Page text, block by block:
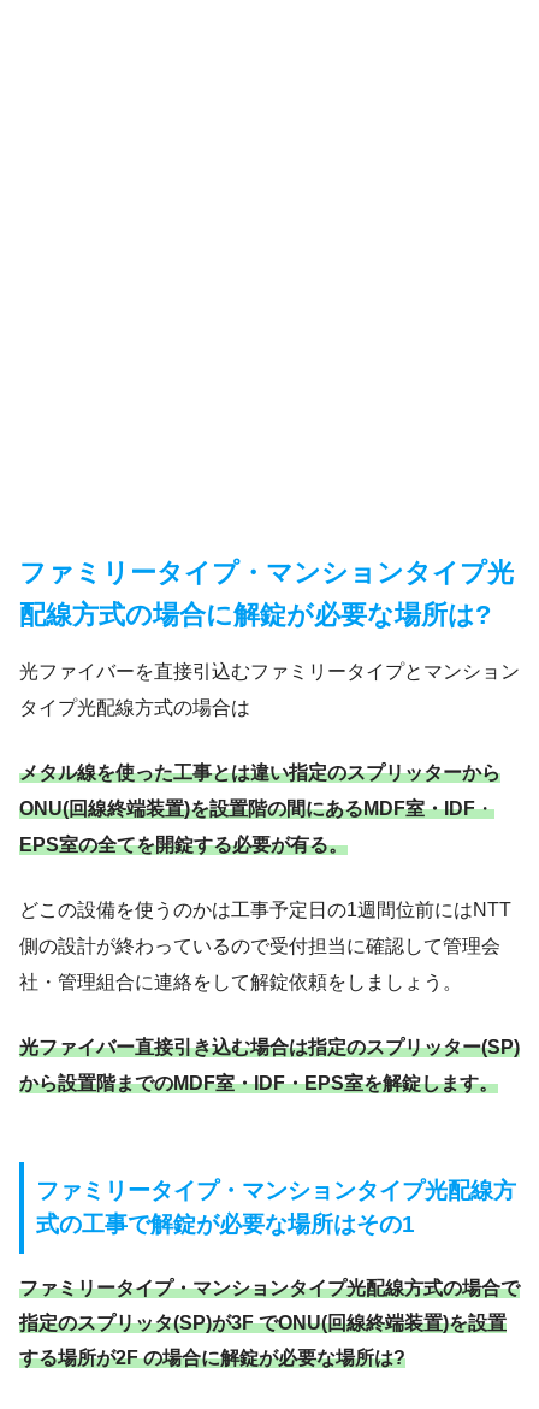
ファミリータイプ・マンションタイプ光
配線方式の場合に解錠が必要な場所は?
光ファイバーを直接引込むファミリータイプとマンション
タイプ光配線方式の場合は
メタル線を使った工事とは違い指定のスプリッターから
ONU(回線終端装置)を設置階の間にあるMDF室・IDF・
EPS室の全てを開錠する必要が有る。
どこの設備を使うのかは工事予定日の1週間位前にはNTT
側の設計が終わっているので受付担当に確認して管理会
社・管理組合に連絡をして解錠依頼をしましょう。
光ファイバー直接引き込む場合は指定のスプリッター(SP)
から設置階までのMDF室・IDF・EPS室を解錠します。
ファミリータイプ・マンションタイプ光配線方
式の工事で解錠が必要な場所はその1
ファミリータイプ・マンションタイプ光配線方式の場合で
指定のスプリッタ(SP)が3F でONU(回線終端装置)を設置
する場所が2F の場合に解錠が必要な場所は?